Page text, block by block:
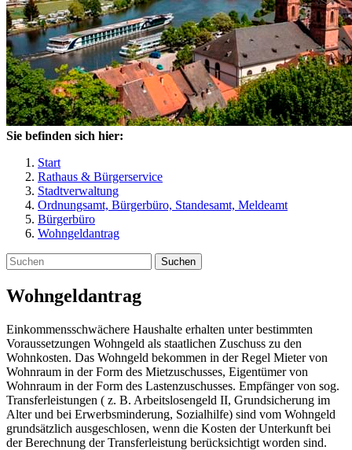
Sie befinden sich hier:
Start
Rathaus & Bürgerservice
Stadtverwaltung
Ordnungsamt, Bürgerbüro, Standesamt, Meldeamt
Bürgerbüro
Wohngeldantrag
Suchen
Wohngeldantrag
Einkommensschwächere Haushalte erhalten unter bestimmten
Voraussetzungen Wohngeld als staatlichen Zuschuss zu den
Wohnkosten. Das Wohngeld bekommen in der Regel Mieter von
Wohnraum in der Form des Mietzuschusses, Eigentümer von
Wohnraum in der Form des Lastenzuschusses. Empfänger von sog.
Transferleistungen ( z. B. Arbeitslosengeld II, Grundsicherung im
Alter und bei Erwerbsminderung, Sozialhilfe) sind vom Wohngeld
grundsätzlich ausgeschlosen, wenn die Kosten der Unterkunft bei
der Berechnung der Transferleistung berücksichtigt worden sind.